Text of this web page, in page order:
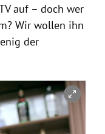
auf – doch wer
Wir wollen ihn
der